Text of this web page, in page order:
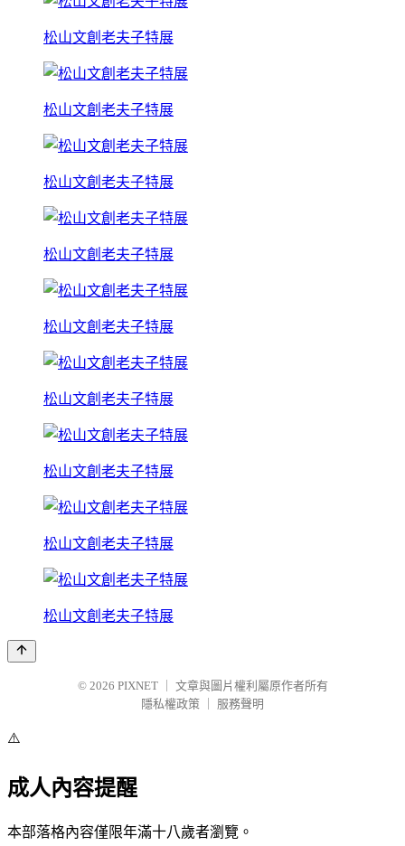
松山文創老夫子特展
松山文創老夫子特展
松山文創老夫子特展
松山文創老夫子特展
松山文創老夫子特展
松山文創老夫子特展
松山文創老夫子特展
松山文創老夫子特展
松山文創老夫子特展
© 2026 PIXNET
文章與圖片權利屬原作者所有
隱私權政策
服務聲明
⚠️
成人內容提醒
本部落格內容僅限年滿十八歲者瀏覽。